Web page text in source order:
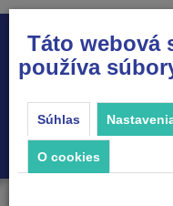
PRODUKTY
Táto webová
používa
Súhlas
O cookies